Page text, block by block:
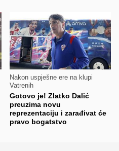
Nakon uspješne ere na klupi
Vatrenih
Gotovo je! Zlatko Dalić
preuzima novu
reprezentaciju i zarađivat će
pravo bogatstvo